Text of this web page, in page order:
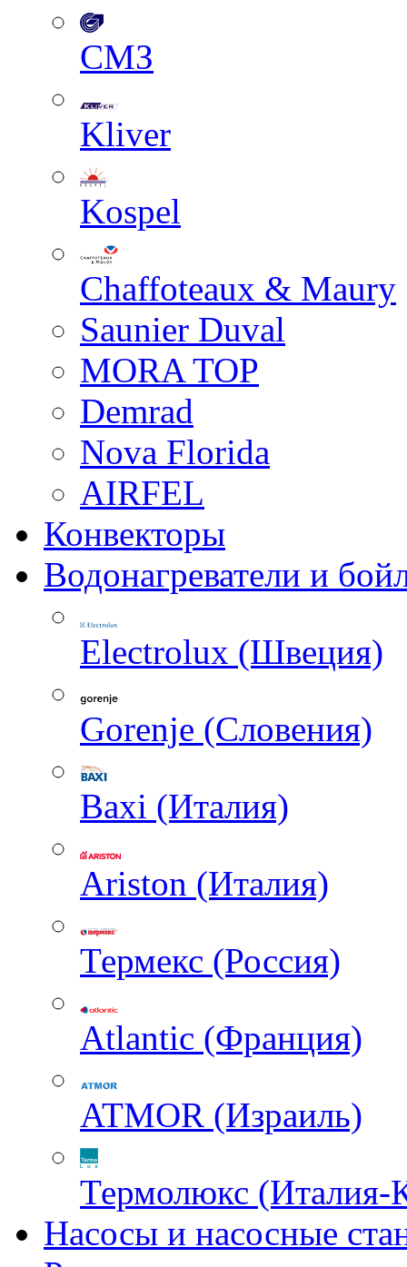
СМЗ
Kliver
Kospel
Chaffoteaux & Maury
Saunier Duval
MORA TOP
Demrad
Nova Florida
AIRFEL
Конвекторы
Водонагреватели и
Electrolux (Швеция)
Gorenje (Словения)
Baxi (Италия)
Ariston (Италия)
Термекс (Россия)
Atlantic (Франция)
ATMOR (Израиль)
Термолюкс (Италия-
Насосы и насосные